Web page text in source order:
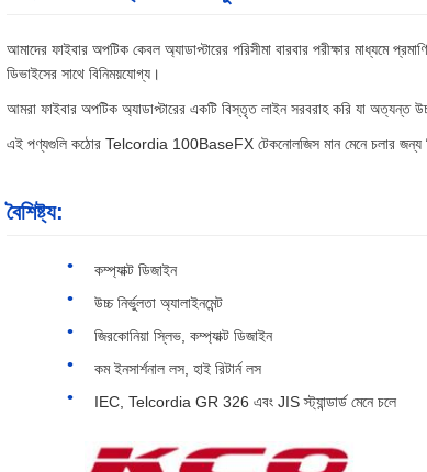
আমাদের ফাইবার অপটিক কেবল অ্যাডাপ্টারের পরিসীমা বারবার পরীক্ষার মাধ্যমে
ডিভাইসের সাথে বিনিময়যোগ্য।
আমরা ফাইবার অপটিক অ্যাডাপ্টারের একটি বিস্তৃত লাইন সরবরাহ করি যা অত্যন্ত
এই পণ্যগুলি কঠোর Telcordia 100BaseFX টেকনোলজিস মান মেনে চলার জন্য
বৈশিষ্ট্য:
কম্প্যাক্ট ডিজাইন
উচ্চ নির্ভুলতা অ্যালাইনমেন্ট
জিরকোনিয়া স্লিভ, কম্প্যাক্ট ডিজাইন
কম ইনসার্শনাল লস, হাই রিটার্ন লস
IEC, Telcordia GR 326 এবং JIS স্ট্যান্ডার্ড মেনে চলে